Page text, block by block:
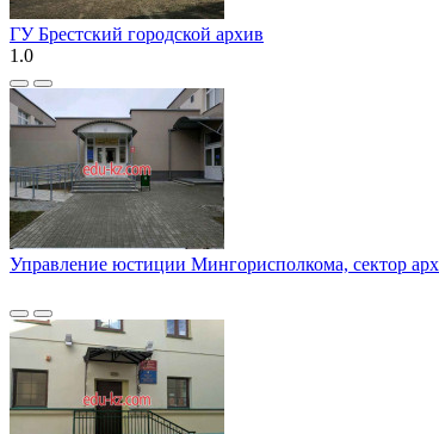
ГУ Брестский городской архив
1.0
Управление юстиции Мингорисполкома, сектор